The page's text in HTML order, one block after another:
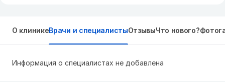
О клиникеВрачи и специалистыОтзывыЧто нового?
Информация о специалистах не добавлена